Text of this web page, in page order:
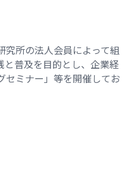
究所の法人会員によって組
普及を目的とし、企業経
セミナー」等を開催してお